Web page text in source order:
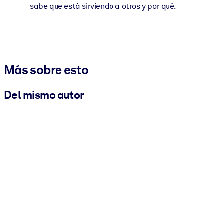
sabe que está sirviendo a otros y por qué.
Más sobre esto
Del mismo autor